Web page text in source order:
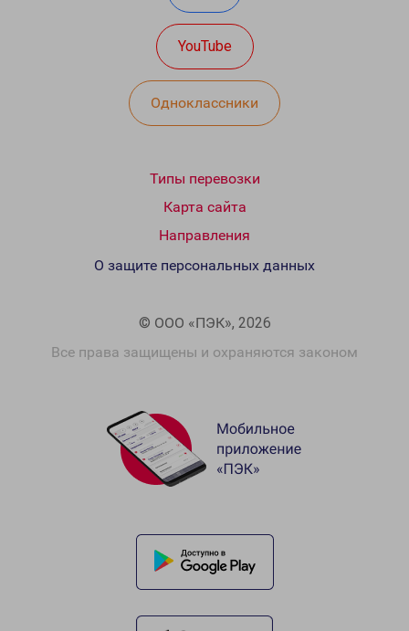
YouTube
Одноклассники
Типы перевозки
Карта сайта
Направления
© ООО «ПЭК», 2026
Все права защищены и охраняются законом
О защите персональных данных